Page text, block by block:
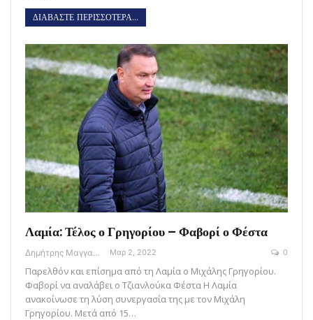
ΔΙΑΒΑΣΤΕ ΠΕΡΙΣΣΟΤΕΡΑ...
Λαμία: Τέλος ο Γρηγορίου – Φαβορί ο Φέστα
Δημήτρης Μαγγανάρης Μαρ 2, 2022 0
Παρελθόν και επίσημα από τη Λαμία ο Μιχάλης Γρηγορίου.
Φαβορί να αναλάβει ο Τζιανλούκα Φέστα Η Λαμία
ανακοίνωσε τη λύση συνεργασία της με τον Μιχάλη
Γρηγορίου. Μετά από 15…